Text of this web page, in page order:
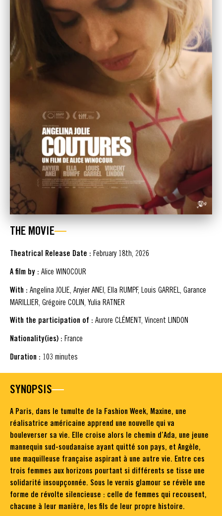
THE MOVIE
Theatrical Release Date : February 18th, 2026
A film by : Alice WINOCOUR
With : Angelina JOLIE, Anyier ANEI, Ella RUMPF, Louis GARREL, Garance
MARILLIER, Grégoire COLIN, Yulia RATNER
With the participation of : Aurore CLÉMENT, Vincent LINDON
Nationality(ies) : France
Duration : 103 minutes
SYNOPSIS
A Paris, dans le tumulte de la Fashion Week, Maxine, une
réalisatrice américaine apprend une nouvelle qui va
bouleverser sa vie. Elle croise alors le chemin d’Ada, une jeune
mannequin sud-soudanaise ayant quitté son pays, et Angèle,
une maquilleuse française aspirant à une autre vie. Entre ces
trois femmes aux horizons pourtant si différents se tisse une
solidarité insoupçonnée. Sous le vernis glamour se révèle une
forme de révolte silencieuse : celle de femmes qui recousent,
chacune à leur manière, les fils de leur propre histoire.